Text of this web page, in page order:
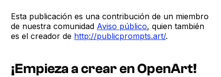
Esta publicación es una contribución de un miembro
de nuestra comunidad Aviso público, quien también
es el creador de http://publicprompts.art/.
¡Empieza a crear en OpenArt!